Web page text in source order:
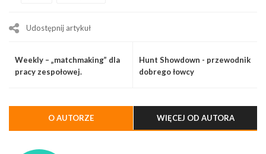
Udostępnij artykuł
Weekly – „matchmaking” dla
pracy zespołowej.
jak w dobrym MMO
Hunt Showdown - przewodnik
dobrego łowcy
O AUTORZE WIĘCEJ OD AUTORA